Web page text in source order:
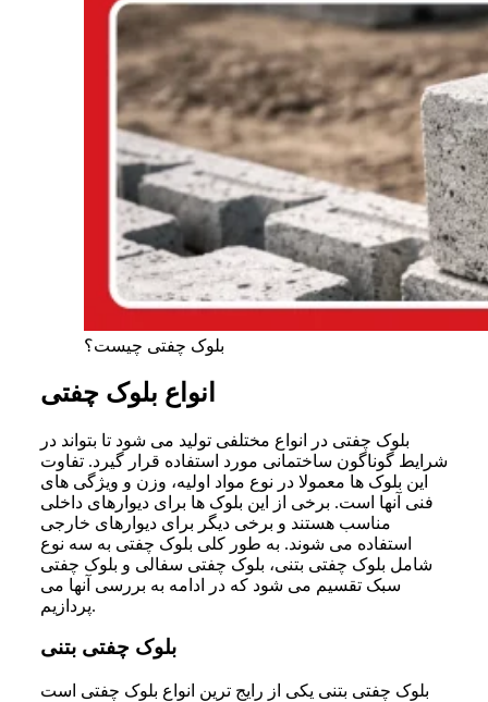
بلوک چفتی چیست؟
انواع بلوک چفتی
بلوک چفتی در انواع مختلفی تولید می شود تا بتواند در
شرایط گوناگون ساختمانی مورد استفاده قرار گیرد. تفاوت
این بلوک ها معمولا در نوع مواد اولیه، وزن و ویژگی های
فنی آنها است. برخی از این بلوک ها برای دیوارهای داخلی
مناسب هستند و برخی دیگر برای دیوارهای خارجی
استفاده می شوند. به طور کلی بلوک چفتی به سه نوع
شامل بلوک چفتی بتنی، بلوک چفتی سفالی و بلوک چفتی
سبک تقسیم می شود که در ادامه به بررسی آنها می
پردازیم.
بلوک چفتی بتنی
بلوک چفتی بتنی یکی از رایج ترین انواع بلوک چفتی است